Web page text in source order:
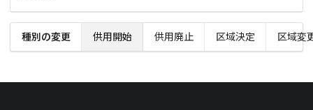
種別の変更 供用開始 供用廃止 区域決定 区域変